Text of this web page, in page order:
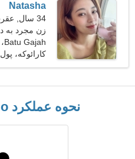
Natasha
34 سال, عقرب
43
Batu Gajah، مالزی
کارائوکه، پول
نحوه عملکرد MysDatingGo